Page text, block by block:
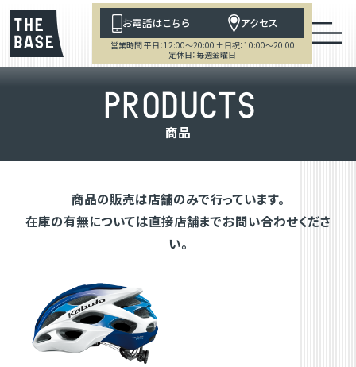
お電話はこちら アクセス
営業時間 平日：12:00～20:00 土日祝：10:00～20:00
定休日：毎週金曜日
PRODUCTS
商品
商品の販売は店舗のみで行っています。
在庫の有無については直接店舗までお問い合わせくださ
い。